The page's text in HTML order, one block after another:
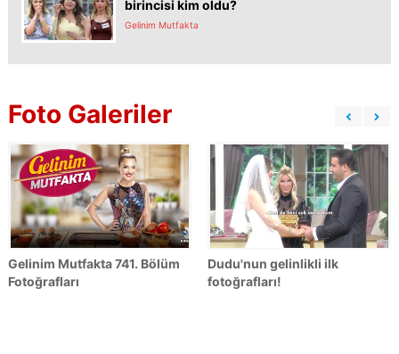
birincisi kim oldu?
Gelinim Mutfakta
Foto Galeriler
Gelinim Mutfakta 741. Bölüm
Fotoğrafları
Dudu'nun gelinlikli ilk
fotoğrafları!